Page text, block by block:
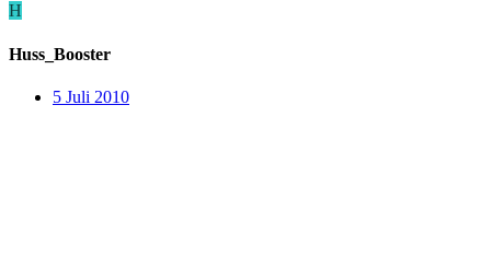
H
Huss_Booster
5 Juli 2010